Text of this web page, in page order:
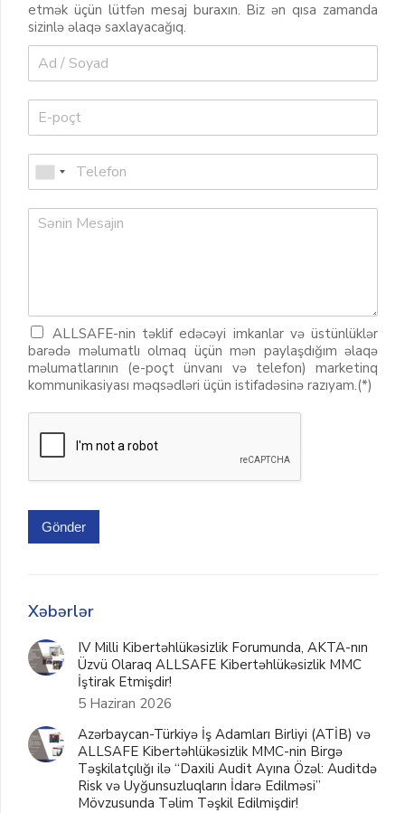
etmək üçün lütfən mesaj buraxın. Biz ən qısa zamanda
sizinlə əlaqə saxlayacağıq.
ALLSAFE-nin təklif edəcəyi imkanlar və üstünlüklər
barədə məlumatlı olmaq üçün mən paylaşdığım əlaqə
məlumatlarının (e-poçt ünvanı və telefon) marketinq
kommunikasiyası məqsədləri üçün istifadəsinə razıyam.(*)
Gönder
Xəbərlər
IV Milli Kibertəhlükəsizlik Forumunda, AKTA-nın
Üzvü Olaraq ALLSAFE Kibertəhlükəsizlik MMC
İştirak Etmişdir!
5 Haziran 2026
Azərbaycan-Türkiyə İş Adamları Birliyi (ATİB) və
ALLSAFE Kibertəhlükəsizlik MMC-nin Birgə
Təşkilatçılığı ilə “Daxili Audit Ayına Özəl: Auditdə
Risk və Uyğunsuzluqların İdarə Edilməsi”
Mövzusunda Təlim Təşkil Edilmişdir!